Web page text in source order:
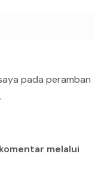
pada peramban
melalui